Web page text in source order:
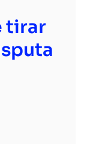
tirar